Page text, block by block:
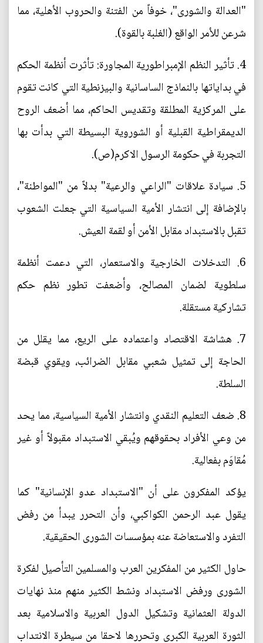
"العدالة والشورى"، خوفاً من الفتنة والحروب الأهلية، مما
شرعن للأمر الواقع (الغلبة بالقوة).
4. تأثير النظم الإمبراطورية المجاورة: تأثرت أنظمة الحكم
في بداياتها بالنماذج الساسانية والبيزنطية التي كانت تقوم
على المركزية المطلقة وتقديس الحاكم، مما أضعف الروح
الديمقراطية القبلية أو الشوروية البسيطة التي بدأت بها
التجربة في حكومة الرسول الاكرم(ص).
5. سيادة علاقات "الراعي والرعية" بدلاً من "المواطنة"،
بالإضافة إلى انتشار الأمية السياسية التي جعلت الشعوب
تقبل بالاستبداد مقابل الأمن أو لقمة العيش.
6. التدخلات الخارجية والاستعمار، التي دعمت أنظمة
سلطوية لضمان المصالح، وأضعفت تطور نظم حكم
تشاركية مستقلة.
7. هشاشة الاقتصاد واعتماده على الريع، مما يقلل من
الحاجة إلى تمثيل شعبي مقابل الضرائب، ويقوي قبضة
السلطة.
8. ضعف التعليم النقدي وانتشار الأمية السياسية، مما يحد
من وعي الأفراد بحقوقهم ويُبقي الاستبداد مقبولاً أو غير
مُقاوَم بفعالية.
يؤكد المفكرون على أن "الاستبداد عدو الإنسانية" كما
يقول عبد الرحمن الكواكبي، وأن التحرر يبدأ من رفض
التفرد والاستعاضة عنه بمؤسسات الشورى الحقيقية.
حاول الكثير من المفكرين العرب والمسلمين التأصيل لفكرة
الشورى ورفض الاستبداد ونشط الكثير منهم منذ نهايات
الدولة العثمانية وتشكيل الدول العربية والاسلامية بعد
الثورة العربية الكبرى وتحررها لاحقا من سيطرة الانتداب